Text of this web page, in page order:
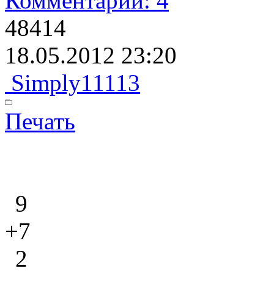
48414
18.05.2012 23:20
Simply11113
Печать
9
+7
2